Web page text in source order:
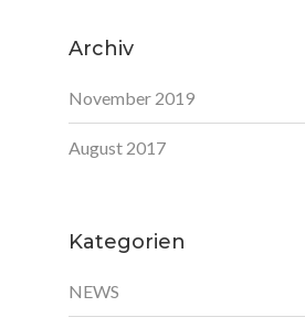
Archiv
November 2019
August 2017
Kategorien
NEWS